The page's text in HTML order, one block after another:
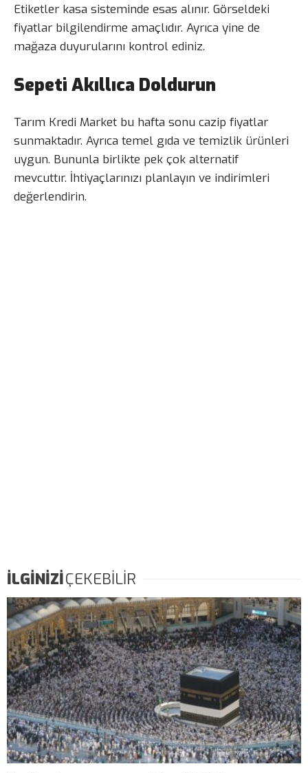
Etiketler kasa sisteminde esas alınır. Görseldeki
fiyatlar bilgilendirme amaçlıdır. Ayrıca yine de
mağaza duyurularını kontrol ediniz.
Sepeti Akıllıca Doldurun
Tarım Kredi Market bu hafta sonu cazip fiyatlar
sunmaktadır. Ayrıca temel gıda ve temizlik ürünleri
uygun. Bununla birlikte pek çok alternatif
mevcuttır. İhtiyaçlarınızı planlayın ve indirimleri
değerlendirin.
İLGİNİZİÇEKEBİLİR